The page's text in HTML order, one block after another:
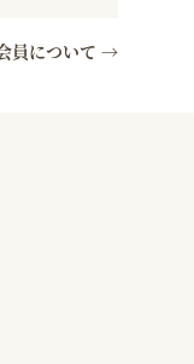
員について →